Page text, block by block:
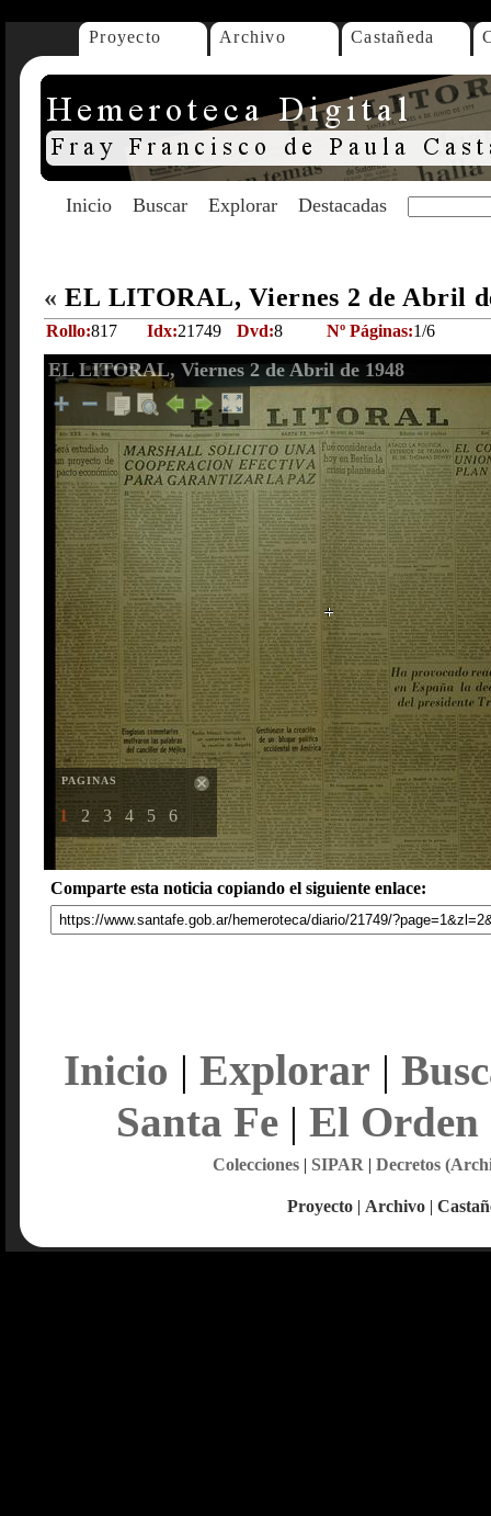
Proyecto Archivo Castañeda
Inicio Buscar Explorar Destacadas
« EL LITORAL, Viernes 2 de Abril
Rollo:817 Idx:21749 Dvd:8 Nº Páginas:1/6
EL LITORAL, Viernes 2 de Abril de 1948
PAGINAS
1 2 3 4 5 6
Comparte esta noticia copiando el siguiente enlace:
Inicio | Explorar |
Santa Fe| El Orden
Colecciones| SIPAR | Decretos
Proyecto | Archivo |